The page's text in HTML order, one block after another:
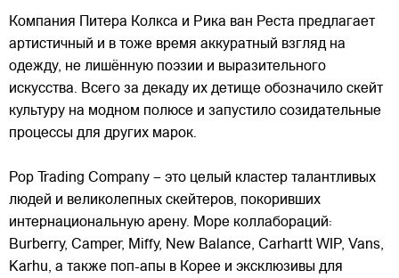
Компания Питера Колкса и Рика ван Реста предлагает
артистичный и в тоже время аккуратный взгляд на
одежду, не лишённую поэзии и выразительного
искусства. Всего за декаду их детище обозначило скейт
культуру на модном полюсе и запустило созидательные
процессы для других марок.
Pop Trading Company – это целый кластер талантливых
людей и великолепных скейтеров, покоривших
интернациональную арену. Море коллабораций:
Burberry, Camper, Miffy, New Balance, Carhartt WIP, Vans,
Karhu, а также поп-апы в Корее и эксклюзивы для